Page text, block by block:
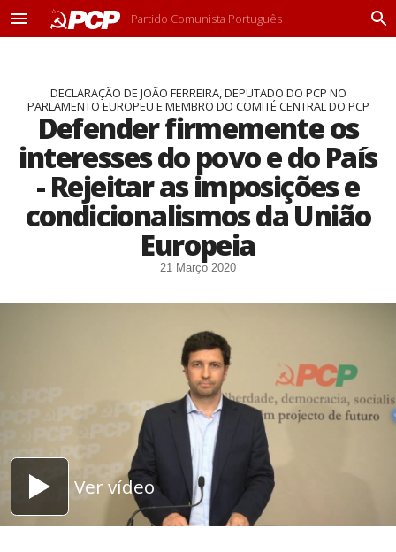
M
Partido Comunista Português
P
DECLARAÇÃO DE JOÃO FERREIRA, DEPUTADO DO PCP NO
PARLAMENTO EUROPEU E MEMBRO DO COMITÉ CENTRAL DO PCP
Defender firmemente os
interesses do povo e do País
- Rejeitar as imposições e
condicionalismos da União
Europeia
21 Março 2020
Ver vídeo